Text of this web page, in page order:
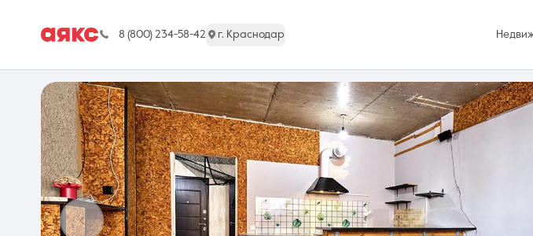
8 (800) 234-58-42 г. Краснодар
г. Краснодар